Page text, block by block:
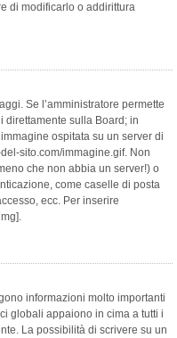
di modificarlo o addirittura
Se l’amministratore permette
sulla Board; in
ospitata su un server di
sito.com/immagine.gif. Non
che non abbia un server!) o
come caselle di posta
ecc. Per inserire
informazioni molto importanti
globali appaiono in cima a tutti i
La possibilità di scrivere su un